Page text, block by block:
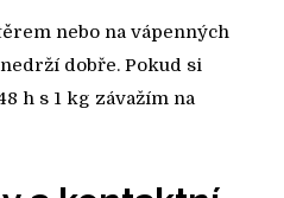
nebo na vápenných
dobře. Pokud si
h s 1 kg závažím na